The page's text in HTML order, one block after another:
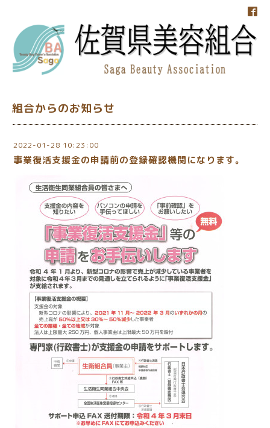
組合からのお知らせ
2022-01-28 10:23:00
事業復活支援金の申請前の登録確認機関になります。